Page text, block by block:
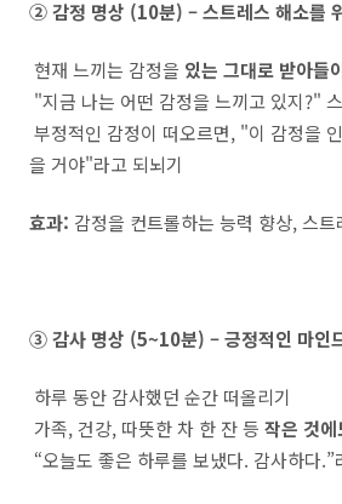
② 감정 명상 (10분) – 스트레스 해소를
현재 느끼는 감정을 있는 그대로 받아들
"지금 나는 어떤 감정을 느끼고 있지?"
부정적인 감정이 떠오르면, "이 감정을
을 거야"라고 되뇌기
효과: 감정을 컨트롤하는 능력 향상, 스트
③ 감사 명상 (5~10분) – 긍정적인 마인
하루 동안 감사했던 순간 떠올리기
가족, 건강, 따뜻한 차 한 잔 등 작은 것에
“오늘도 좋은 하루를 보냈다. 감사하다